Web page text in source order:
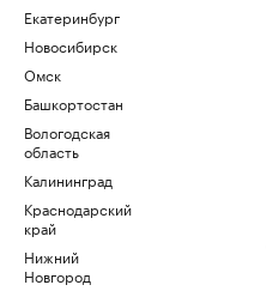
Екатеринбург
Новосибирск
Омск
Башкортостан
Вологодская
область
Калининград
Краснодарский
край
Нижний
Новгород